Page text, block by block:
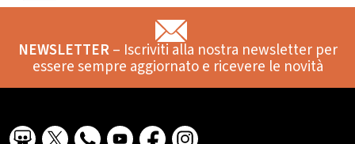
NEWSLETTER– Iscriviti alla nostra newsletter per
essere sempre aggiornato e ricevere le novità